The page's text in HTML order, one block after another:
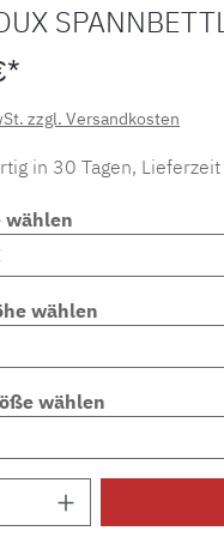
zzgl. Versandkosten
in 30 Tagen, Lieferzeit
wählen
wählen
wählen
Anzahl: Gib